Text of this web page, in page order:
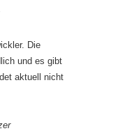
Die
und es gibt
aktuell nicht